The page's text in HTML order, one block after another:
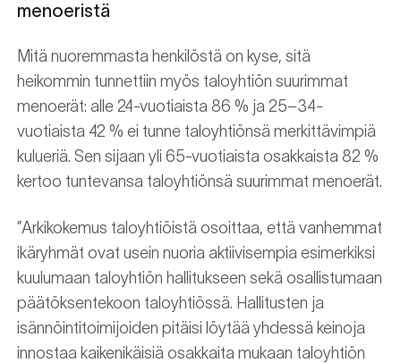
menoeristä
Mitä nuoremmasta henkilöstä on kyse, sitä
heikommin tunnettiin myös taloyhtiön suurimmat
menoerät: alle 24-vuotiaista 86 % ja 25–34-
vuotiaista 42 % ei tunne taloyhtiönsä merkittävimpiä
kulueriä. Sen sijaan yli 65-vuotiaista osakkaista 82 %
kertoo tuntevansa taloyhtiönsä suurimmat menoerät.
”Arkikokemus taloyhtiöistä osoittaa, että vanhemmat
ikäryhmät ovat usein nuoria aktiivisempia esimerkiksi
kuulumaan taloyhtiön hallitukseen sekä osallistumaan
päätöksentekoon taloyhtiössä. Hallitusten ja
isännöintitoimijoiden pitäisi löytää yhdessä keinoja
innostaa kaikenikäisiä osakkaita mukaan taloyhtiön